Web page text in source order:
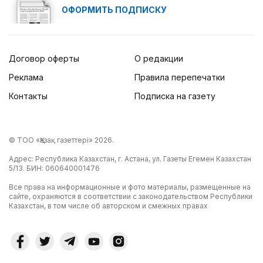
ОФОРМИТЬ ПОДПИСКУ
Договор оферты
Реклама
Контакты
О редакции
Правила перепечатки
Подписка на газету
© ТОО «Қазақ газеттері» 2026.
Адрес: Республика Казахстан, г. Астана, ул. Газеты Егемен Казахстан
5/13. БИН: 060640001476
Все права на информационные и фото материалы, размещенные на
сайте, охраняются в соответствии с законодательством Республики
Казахстан, в том числе об авторском и смежных правах